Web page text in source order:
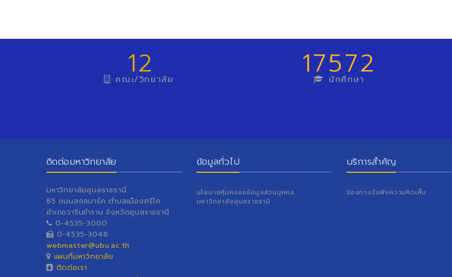
12
คณะ/วิทยาลัย 17572
นักศึกษา
ติดต่อมหาวิทยาลัย
มหาวิทยาลัยอุบลราชธานี
85 ถนนสถลมาร์ค ตำบลเมืองศรีไค
อำเภอวารินชำราบ จังหวัดอุบลราชธานี
0-4535-3000
0-4535-3048
webmaster@ubu.ac.th
แผนที่มหาวิทยาลัย
ติดต่อเรา
ข้อมูลทั่วไป
นโยบายคุ้มครองข้อมูลส่วนบุคคล
มหาวิทยาลัยอุบลราชธานี
บริการสำคัญ
ช่องทางรับฟังความคิดเห็น